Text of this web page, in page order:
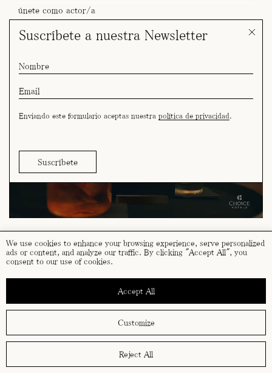
We use cookies to enhance your browsing experience, serve personalized
ads or content, and analyze our traffic. By clicking "Accept All", you
consent to our use of cookies.
Customize
Reject All
Accept All
únete como actor/a
Suscríbete a nuestra Newsletter
Enviando este formulario aceptas nuestra política de privacidad
términos y condiciones
política de cookies